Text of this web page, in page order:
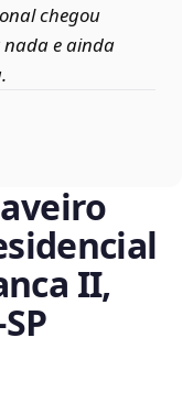
chegou
e ainda
II,